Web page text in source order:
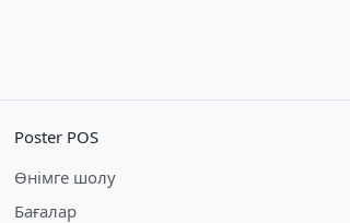
Poster POS
Өнімге шолу
Бағалар